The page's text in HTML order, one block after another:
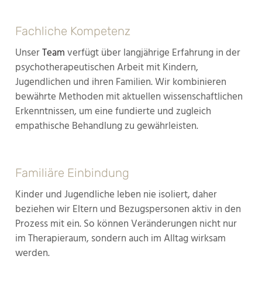
Fachliche Kompetenz
UnserTeamverfügt über langjährige Erfahrung in der
psychotherapeutischen Arbeit mit Kindern,
Jugendlichen und ihren Familien. Wir kombinieren
bewährte Methoden mit aktuellen wissenschaftlichen
Erkenntnissen, um eine fundierte und zugleich
empathische Behandlung zu gewährleisten.
Familiäre Einbindung
Kinder und Jugendliche leben nie isoliert, daher
beziehen wir Eltern und Bezugspersonen aktiv in den
Prozess mit ein. So können Veränderungen nicht nur
im Therapieraum, sondern auch im Alltag wirksam
werden.